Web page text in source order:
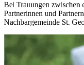
Bei Trauungen zwischen
Partnerinnen und
Nachbargemeinde St.